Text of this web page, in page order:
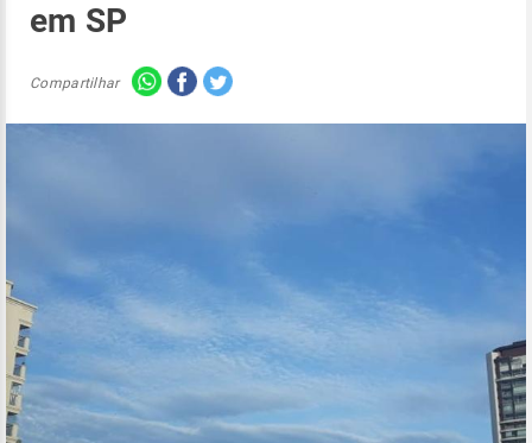
em SP
Compartilhar